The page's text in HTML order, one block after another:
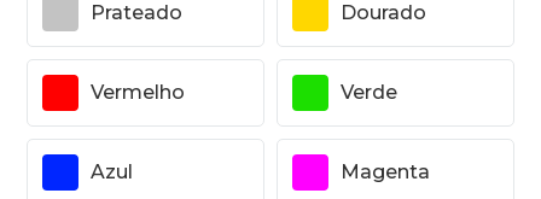
Prateado Dourado
Vermelho Verde
Azul Magenta